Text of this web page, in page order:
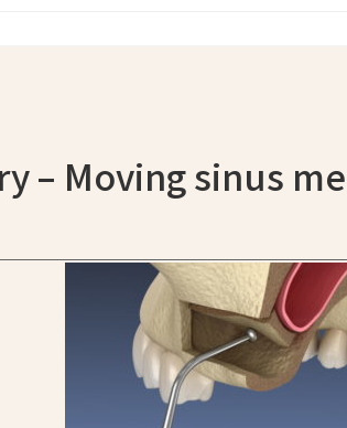
– Moving sinus